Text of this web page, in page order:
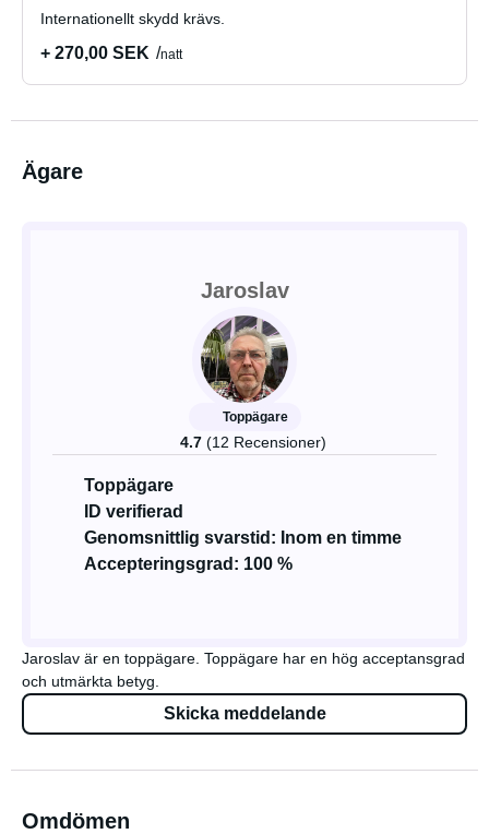
Internationellt skydd krävs.
+ 270,00 SEK natt
Ägare
Jaroslav
Toppägare
4.7 (12 Recensioner)
Toppägare
ID verifierad
Genomsnittlig svarstid: Inom en timme
Accepteringsgrad: 100 %
Jaroslav är en toppägare. Toppägare har en hög acceptansgrad
och utmärkta betyg.
Skicka meddelande
Omdömen